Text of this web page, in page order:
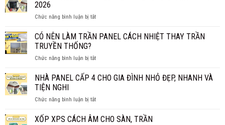
HIỆU
GIÁ
NHIÊU
GIÁ
TIẾT
2026
Chức năng bình luận bị tắtở
PANEL
TIỀN
BÁO
NHẤT
CÓ NÊN LÀM TRẦN PANEL CÁCH NHIỆT THAY TRẦN
TRUYỀN THỐNG?
Chức năng bình luận bị tắtở
NÊN
PANEL
NHIỆT
NHÀ PANEL CẤP 4 CHO GIA ĐÌNH NHỎ ĐẸP, NHANH VÀ
TIỆN NGHI
Chức năng bình luận bị tắtở
PANEL
XỐP XPS CÁCH ÂM CHO SÀN, TRẦN